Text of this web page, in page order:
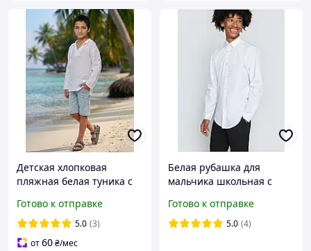
Детская хлопковая
пляжная белая туника с
капюшоном для мальчика
Готово к отправке
5.0 (3)
от60₴/мес
Белая рубашка для
мальчика школьная с
покрой Slim Fit, размеры
110-176
Готово к отправке
5.0 (4)